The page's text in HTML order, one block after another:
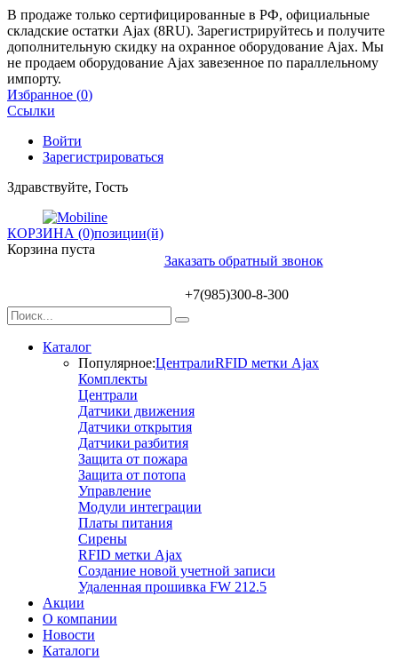
В продаже только сертифицированные в РФ, официальные
складские остатки Ajax (8RU). Зарегистрируйтесь и получите
дополнительную скидку на охранное оборудование Ajax. Мы
не продаем оборудование Ajax завезенное по параллельному
импорту.
Избранное (0)
Ссылки
Войти
Зарегистрироваться
Здравствуйте, Гость
КОРЗИНА (0)позиции(й)
Корзина пуста
Заказать обратный звонок
+7(985)300-8-300
Каталог
Популярное:ЦентралиRFID метки Ajax
Комплекты
Централи
Датчики движения
Датчики открытия
Датчики разбития
Защита от пожара
Защита от потопа
Управление
Модули интеграции
Платы питания
Сирены
RFID метки Ajax
Создание новой учетной записи
Удаленная прошивка FW 212.5
Акции
О компании
Новости
Каталоги